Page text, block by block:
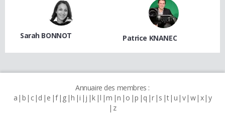
Sarah BONNOT Patrice KNANEC
Annuaire des membres :
a b c d e f g h i j k l m n o p q r s t u v w x y
z